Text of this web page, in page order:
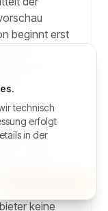
beginnt erst
der
der Kunde
Logos,
keine
technisch
erfolgt
in der